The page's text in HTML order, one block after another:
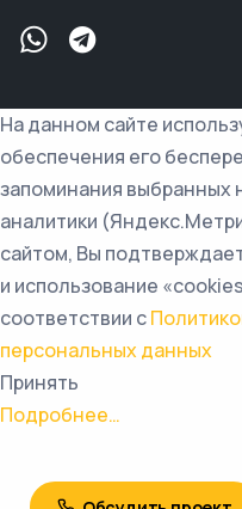
На данном сайте
обеспечения его
запоминания выбранных
аналитики
сайтом, Вы
и использование
соответствии с
персональных данных
Принять
Подробнее…